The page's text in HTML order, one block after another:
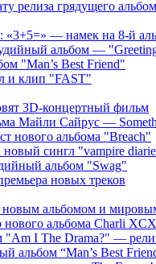
релиза грядущего
«3+5=» — намек на 8-й
альбом —
"Man’s Best Friend"
и клип "FAST"
3D-концертный фильм
Майли Сайрус —
нового альбома "Breach"
сингл "vampire
альбом "Swag"
новых треков
новым альбомом и
альбома Charli XCX
I The Drama?" —
альбом “Man’s Best